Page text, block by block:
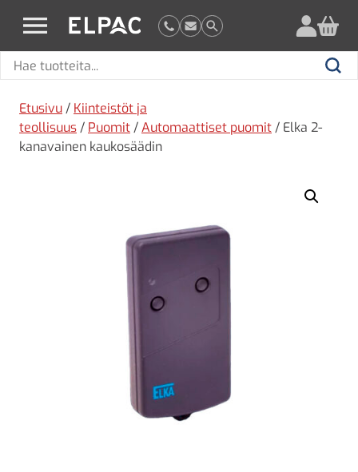
elpac.fi
Hae
Hae
Etusivu / Kiinteistöt ja
teollisuus / Puomit /Automaattiset puomit / Elka 2-
kanavainen kaukosäädin